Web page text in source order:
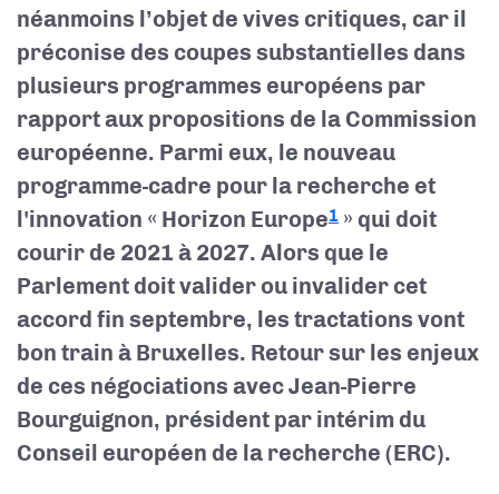
néanmoins l’objet de vives critiques, car il
préconise des coupes substantielles dans
plusieurs programmes européens par
rapport aux propositions de la Commission
européenne. Parmi eux, le nouveau
programme-cadre pour la recherche et
l'innovation « Horizon Europe1 » qui doit
courir de 2021 à 2027. Alors que le
Parlement doit valider ou invalider cet
accord fin septembre, les tractations vont
bon train à Bruxelles. Retour sur les enjeux
de ces négociations avec Jean-Pierre
Bourguignon, président par intérim du
Conseil européen de la recherche (ERC).